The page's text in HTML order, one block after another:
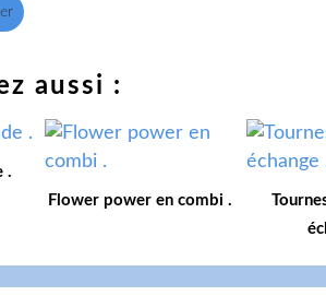
aussi :
.
Flower power en combi .